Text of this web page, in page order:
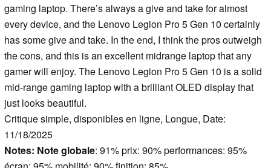
gaming laptop. There’s always a give and take for almost
every device, and the Lenovo Legion Pro 5 Gen 10 certainly
has some give and take. In the end, I think the pros outweigh
the cons, and this is an excellent midrange laptop that any
gamer will enjoy. The Lenovo Legion Pro 5 Gen 10 is a solid
mid-range gaming laptop with a brilliant OLED display that
just looks beautiful.
Critique simple, disponibles en ligne, Longue, Date:
11/18/2025
Notes: Note globale: 91% prix: 90% performances: 95%